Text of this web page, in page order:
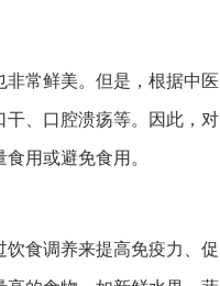
常鲜美。但是，根据中医
干、口腔溃疡等。因此，对
用或避免食用。
食调养来提高免疫力、促